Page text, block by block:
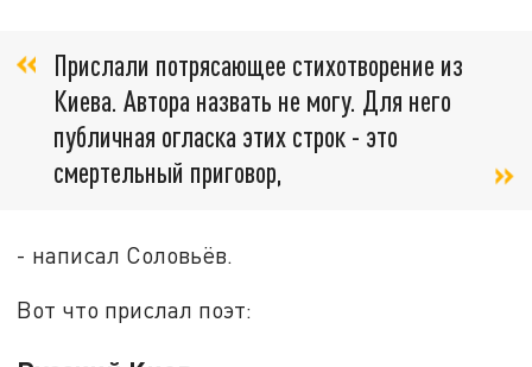
Прислали потрясающее стихотворение из
Киева. Автора назвать не могу. Для него
публичная огласка этих строк - это
смертельный приговор,
- написал Соловьёв.
Вот что прислал поэт: